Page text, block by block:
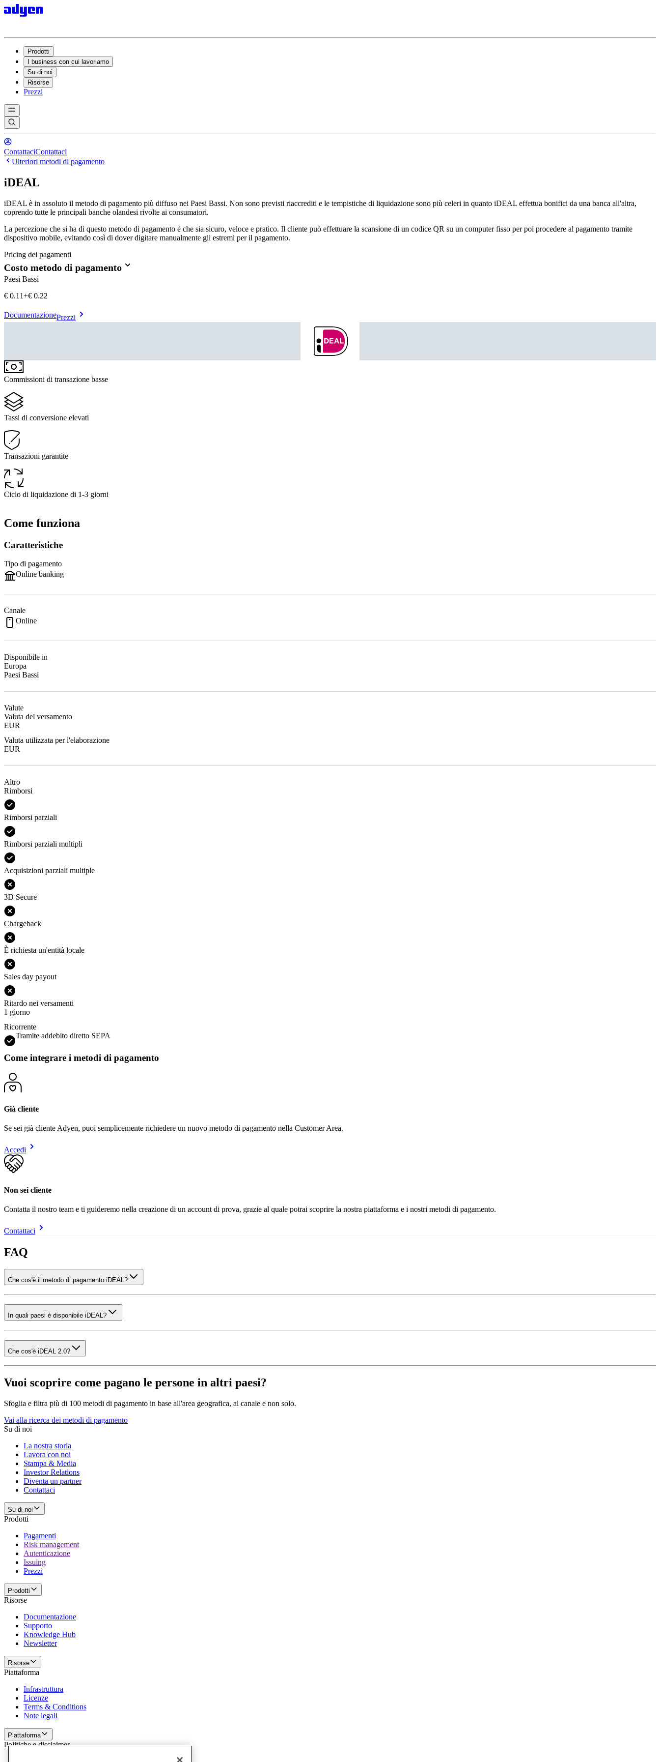
Prodotti
I business con cui lavoriamo
Su di noi
Risorse
Prezzi
ContattaciContattaci
Ulteriori metodi di pagamento
iDEAL
iDEAL è in assoluto il metodo di pagamento più diffuso nei Paesi Bassi. Non sono previsti riaccrediti e le tempistiche di liquidazione sono più celeri in quanto iDEAL effettua bonifici da una banca all'altra,
coprendo tutte le principali banche olandesi rivolte ai consumatori.
La percezione che si ha di questo metodo di pagamento è che sia sicuro, veloce e pratico. Il cliente può effettuare la scansione di un codice QR su un computer fisso per poi procedere al pagamento tramite
dispositivo mobile, evitando così di dover digitare manualmente gli estremi per il pagamento.
Pricing dei pagamenti
Costo metodo di pagamento
Paesi Bassi
€0.11+€ 0.22
DocumentazionePrezzi
Commissioni di transazione basse
Tassi di conversione elevati
Transazioni garantite
Ciclo di liquidazione di 1-3 giorni
Come funziona
Caratteristiche
Tipo di pagamento
Online banking
Canale
Online
Disponibile in
Europa
Paesi Bassi
Valute
Valuta del versamento
EUR
Valuta utilizzata per l'elaborazione
EUR
Altro
Rimborsi
Rimborsi parziali
Rimborsi parziali multipli
Acquisizioni parziali multiple
3D Secure
Chargeback
È richiesta un'entità locale
Sales day payout
Ritardo nei versamenti
1 giorno
Ricorrente
Tramite addebito diretto SEPA
Come integrare i metodi di pagamento
Già cliente
Se sei già cliente Adyen, puoi semplicemente richiedere un nuovo metodo di pagamento nella Customer Area.
Accedi
Non sei cliente
Contatta il nostro team e ti guideremo nella creazione di un account di prova, grazie al quale potrai scoprire la nostra piattaforma e i nostri metodi di pagamento.
Contattaci
FAQ
Che cos'è il metodo di pagamento iDEAL?
In quali paesi è disponibile iDEAL?
Che cos'è iDEAL 2.0?
Vuoi scoprire come pagano le persone in altri paesi?
Sfoglia e filtra più di 100 metodi di pagamento in base all'area geografica, al canale e non solo.
Vai alla ricerca dei metodi di pagamento
Su di noi
La nostra storia
Lavora con noi
Stampa & Media
Investor Relations
Diventa un partner
Contattaci
Su di noi
Prodotti
Pagamenti
Risk management
Autenticazione
Issuing
Prezzi
Prodotti
Risorse
Documentazione
Supporto
Knowledge Hub
Newsletter
Risorse
Piattaforma
Infrastruttura
Licenze
Terms & Conditions
Note legali
Piattaforma
Politiche e disclaimer